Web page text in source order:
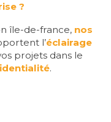
?
île-de-france, nos
l’éclairage
projets dans le
.